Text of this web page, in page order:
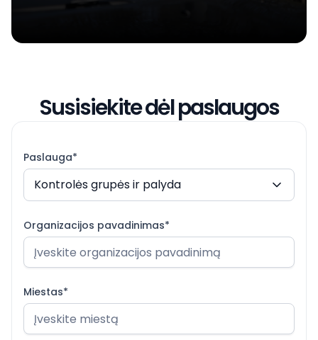
Susisiekite dėl paslaugos
Paslauga*
Kontrolės grupės ir palyda
Organizacijos pavadinimas*
Miestas*